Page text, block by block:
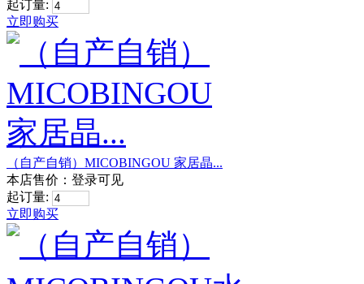
起订量:
立即购买
（自产自销）MICOBINGOU 家居晶...
本店售价： 登录可见
起订量:
立即购买